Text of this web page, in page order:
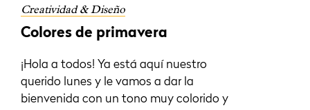
Creatividad & Diseño
Colores de primavera
¡Hola a todos! Ya está aquí nuestro
querido lunes y le vamos a dar la
bienvenida con un tono muy colorido y